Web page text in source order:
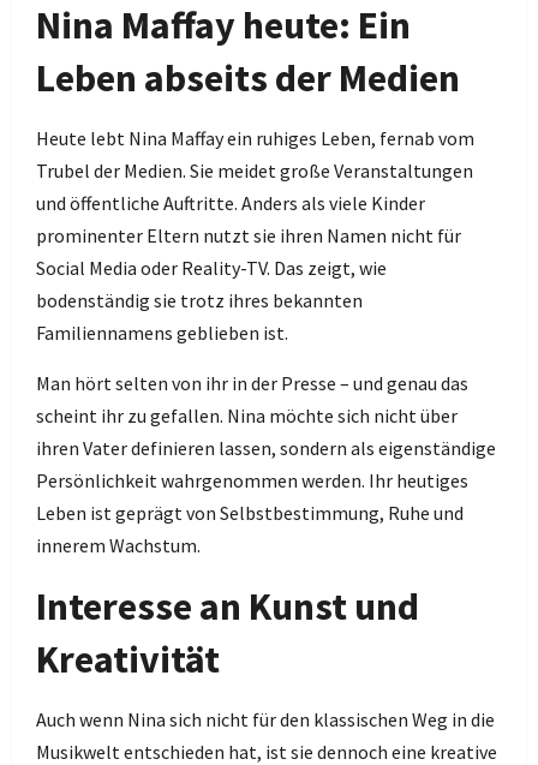
Nina Maffay heute: Ein
Leben abseits der Medien
Heute lebt Nina Maffay ein ruhiges Leben, fernab vom
Trubel der Medien. Sie meidet große Veranstaltungen
und öffentliche Auftritte. Anders als viele Kinder
prominenter Eltern nutzt sie ihren Namen nicht für
Social Media oder Reality-TV. Das zeigt, wie
bodenständig sie trotz ihres bekannten
Familiennamens geblieben ist.
Man hört selten von ihr in der Presse – und genau das
scheint ihr zu gefallen. Nina möchte sich nicht über
ihren Vater definieren lassen, sondern als eigenständige
Persönlichkeit wahrgenommen werden. Ihr heutiges
Leben ist geprägt von Selbstbestimmung, Ruhe und
innerem Wachstum.
Interesse an Kunst und
Kreativität
Auch wenn Nina sich nicht für den klassischen Weg in die
Musikwelt entschieden hat, ist sie dennoch eine kreative